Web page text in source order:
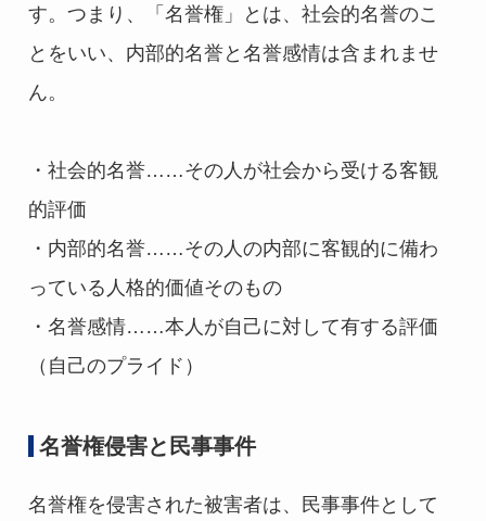
す。つまり、「名誉権」とは、社会的名誉のこ
とをいい、内部的名誉と名誉感情は含まれませ
ん。
・社会的名誉……その人が社会から受ける客観
的評価
・内部的名誉……その人の内部に客観的に備わ
っている人格的価値そのもの
・名誉感情……本人が自己に対して有する評価
（自己のプライド）
名誉権侵害と民事事件
名誉権を侵害された被害者は、民事事件として